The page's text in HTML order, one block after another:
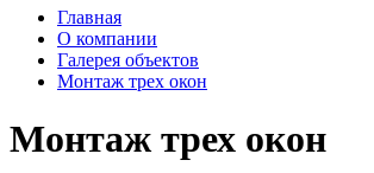
Главная
О компании
Галерея объектов
Монтаж трех окон
Монтаж трех окон